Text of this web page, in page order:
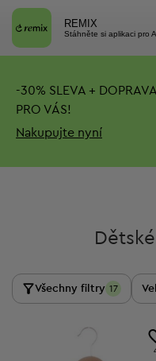
REMIX
Stáhněte si aplikaci pro
-30% SLEVA +
PRO VÁS!
Nakupujte nyní
Všechny filtry 17